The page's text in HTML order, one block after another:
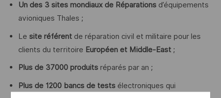
Un des 3 sites mondiaux de Réparationsd’équipements
avioniques Thales ;
Le site référent de réparation civil et militaire pour les
clients du territoire Européen et Middle-East;
Plus de 37000 produitsréparés par an ;
Plus de 1200 bancs de testsélectroniques qui